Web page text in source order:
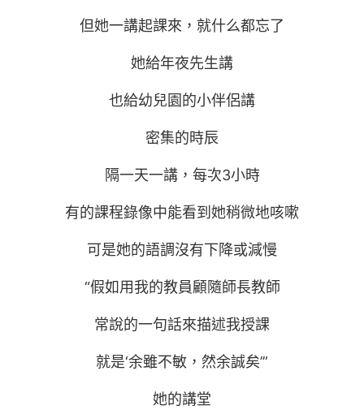
但她一講起課來，就什么都忘了
她給年夜先生講
也給幼兒園的小伴侶講
密集的時辰
隔一天一講，每次3小時
有的課程錄像中能看到她稍微地咳嗽
可是她的語調沒有下降或減慢
“假如用我的教員顧隨師長教師
常說的一句話來描述我授課
就是‘余雖不敏，然余誠矣’”
她的講堂